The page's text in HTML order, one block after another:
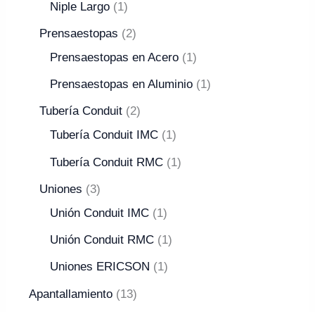
Niple Largo 1
Prensaestopas
2
Prensaestopas en Acero
1
Prensaestopas en Aluminio 1
Tubería Conduit
2
Tubería Conduit IMC
1
Tubería Conduit RMC 1
Uniones
3
Unión Conduit IMC
1
Unión Conduit RMC 1
Uniones ERICSON 1
Apantallamiento
13